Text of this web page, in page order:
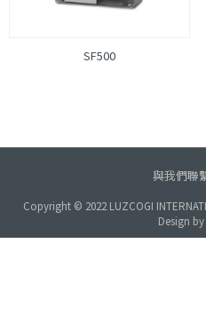
SF500
與我們聯
Copyright © 2022 LUZCOGI
Design by